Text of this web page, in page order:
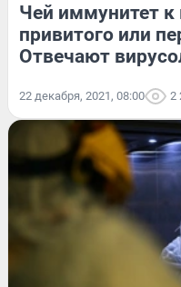
Чей иммунитет к
привитого или
Отвечают
22 декабря, 2021, 08:00 2